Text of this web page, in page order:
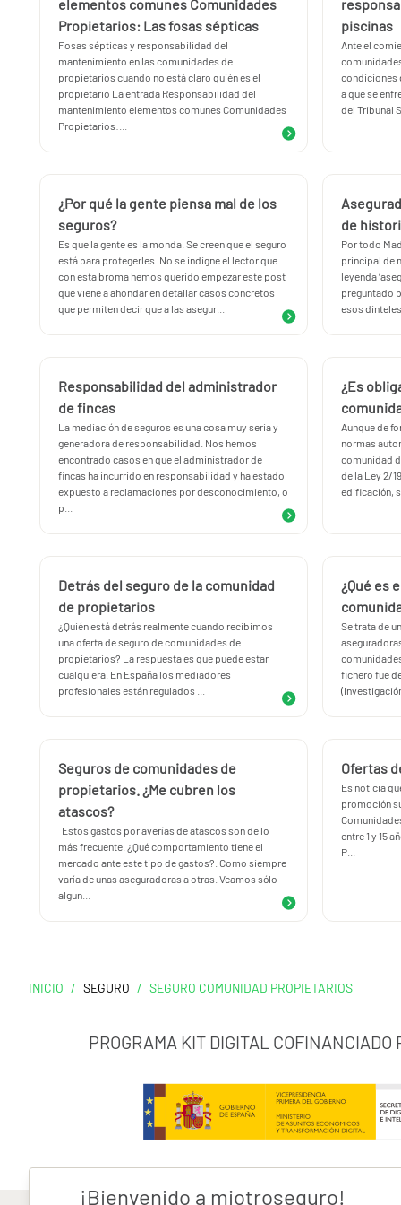
elementos comunes Comunidades
Propietarios: Las fosas sépticas
Fosas sépticas y responsabilidad del
mantenimiento en las comunidades de
propietarios cuando no está claro quién es el
propietario La entrada Responsabilidad del
mantenimiento elementos comunes Comunidades
Propietarios:...
piscinas
Ante el
condiciones
a que se
del Tribunal
¿Por qué la gente piensa mal de los
seguros?
Es que la gente es la monda. Se creen que el seguro
está para protegerles. No se indigne el lector que
con esta broma hemos querido empezar este post
que viene a ahondar en detallar casos concretos
que permiten decir que a las asegur...
de
Por todo
principal de
leyenda
preguntado
esos
Responsabilidad del administrador
de fincas
La mediación de seguros es una cosa muy seria y
generadora de responsabilidad. Nos hemos
encontrado casos en que el administrador de
fincas ha incurrido en responsabilidad y ha estado
expuesto a reclamaciones por desconocimiento, o
p...
¿Es
Aunque de
normas
comunidad
de la Ley 2/
edificación,
Detrás del seguro de la comunidad
de propietarios
¿Quién está detrás realmente cuando recibimos
una oferta de seguro de comunidades de
propietarios? La respuesta es que puede estar
cualquiera. En España los mediadores
profesionales están regulados ...
¿Qué es
Se trata de
fichero fue
(Investigación
Seguros de comunidades de
propietarios. ¿Me cubren los
atascos?
Estos gastos por averías de atascos son de lo
más frecuente. ¿Qué comportamiento tiene el
mercado ante este tipo de gastos?. Como siempre
varía de unas aseguradoras a otras. Veamos sólo
algun...
Ofertas
Es noticia
promoción
entre 1 y 15
P...
INICIO / SEGURO / SEGURO COMUNIDAD PROPIETARIOS
PROGRAMA KIT DIGITAL
¡Bienvenido a miotroseguro!